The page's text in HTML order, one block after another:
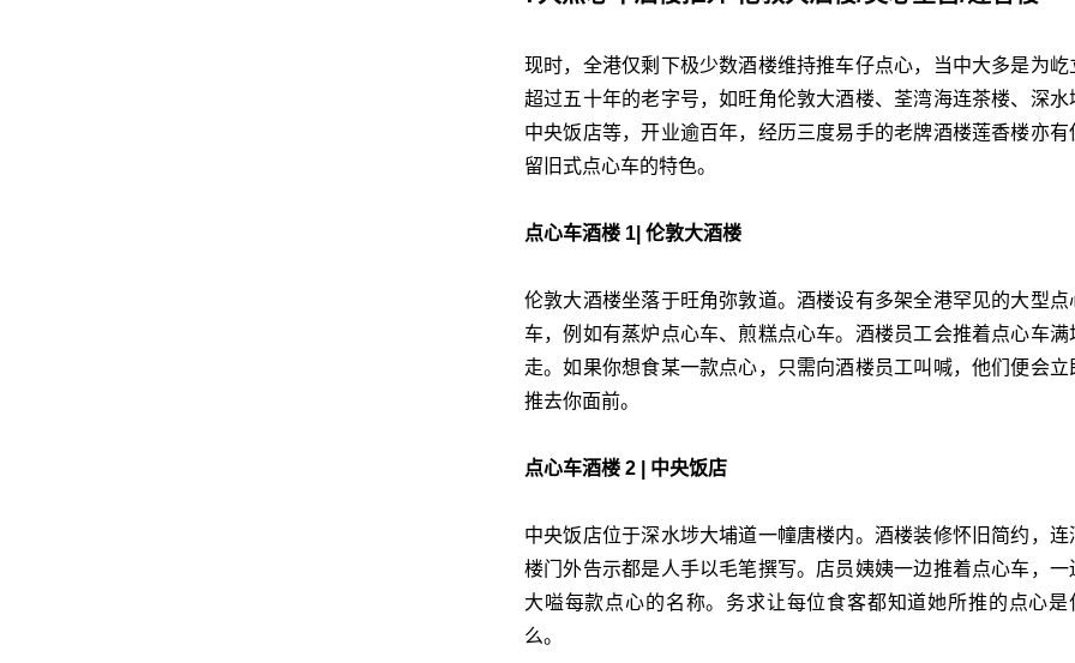
现时，全港仅剩下极少数酒楼维持推车仔点心，当中大多是为屹
超过五十年的老字号，如旺角伦敦大酒楼、荃湾海连茶楼、深水
中央饭店等，开业逾百年，经历三度易手的老牌酒楼莲香楼亦有
留旧式点心车的特色。
点心车酒楼 1| 伦敦大酒楼
伦敦大酒楼坐落于旺角弥敦道。 酒楼设有多架全港罕见的大型点
车，例如有蒸炉点心车、煎糕点心车。酒楼员工会推着点心车满
走。如果你想食某一款点心，只需向酒楼员工叫喊，他们便会立
推去你面前。
点心车酒楼 2 | 中央饭店
中央饭店位于深水埗大埔道一幢唐楼内。 酒楼装修怀旧简约，连
楼门外告示都是人手以毛笔撰写。店员姨姨一边推着点心车，一
大嗌每款点心的名称。务求让每位食客都知道她所推的点心是
么。